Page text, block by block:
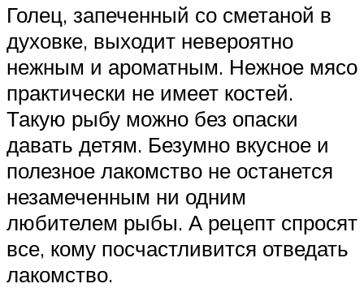
Голец, запеченный со сметаной в
духовке, выходит невероятно
нежным и ароматным. Нежное мясо
практически не имеет костей.
Такую рыбу можно без опаски
давать детям. Безумно вкусное и
полезное лакомство не останется
незамеченным ни одним
любителем рыбы. А рецепт спросят
все, кому посчастливится отведать
лакомство.